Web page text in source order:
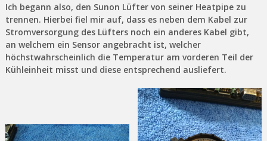
Ich begann also, den Sunon Lüfter von seiner Heatpipe zu
trennen. Hierbei fiel mir auf, dass es neben dem Kabel zur
Stromversorgung des Lüfters noch ein anderes Kabel gibt,
an welchem ein Sensor angebracht ist, welcher
höchstwahrscheinlich die Temperatur am vorderen Teil der
Kühleinheit misst und diese entsprechend ausliefert.